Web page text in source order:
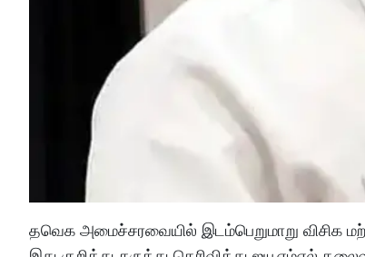
தவெக அமைச்சரவையில் இடம்பெறுமாறு விசிக